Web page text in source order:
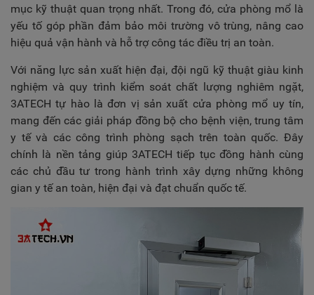
mục kỹ thuật quan trọng nhất. Trong đó, cửa phòng mổ là
yếu tố góp phần đảm bảo môi trường vô trùng, nâng cao
hiệu quả vận hành và hỗ trợ công tác điều trị an toàn.
Với năng lực sản xuất hiện đại, đội ngũ kỹ thuật giàu kinh
nghiệm và quy trình kiểm soát chất lượng nghiêm ngặt,
3ATECH tự hào là đơn vị sản xuất cửa phòng mổ uy tín,
mang đến các giải pháp đồng bộ cho bệnh viện, trung tâm
y tế và các công trình phòng sạch trên toàn quốc. Đây
chính là nền tảng giúp 3ATECH tiếp tục đồng hành cùng
các chủ đầu tư trong hành trình xây dựng những không
gian y tế an toàn, hiện đại và đạt chuẩn quốc tế.